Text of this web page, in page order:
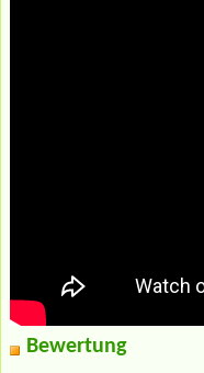
Bewertung